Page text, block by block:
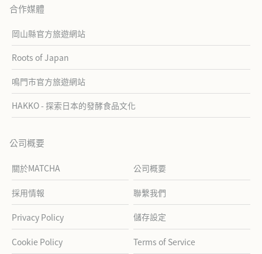
合作媒體
岡山縣官方旅遊網站
Roots of Japan
鳴門市官方旅遊網站
HAKKO - 探索日本的發酵食品文化
公司概要
關於MATCHA 公司概要
採用情報 聯繫我們
Privacy Policy 儲存設定
Cookie Policy Terms of Service